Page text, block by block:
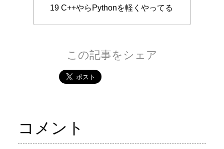
19 C++やらPythonを軽くやってる
この記事をシェア